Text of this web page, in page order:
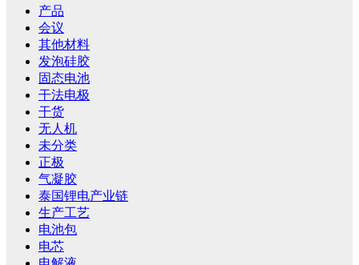
产品
会议
其他材料
发泡硅胶
固态电池
干法电极
干货
无人机
未分类
正极
气凝胶
泰国锂电产业链
生产工艺
电池包
电芯